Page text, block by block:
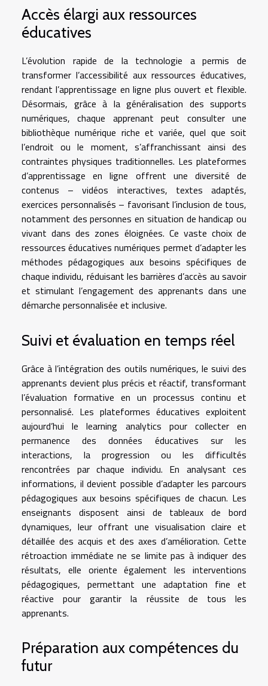
Accès élargi aux ressources
éducatives
L’évolution rapide de la technologie a permis de
transformer l’accessibilité aux ressources éducatives,
rendant l’apprentissage en ligne plus ouvert et flexible.
Désormais, grâce à la généralisation des supports
numériques, chaque apprenant peut consulter une
bibliothèque numérique riche et variée, quel que soit
l’endroit ou le moment, s’affranchissant ainsi des
contraintes physiques traditionnelles. Les plateformes
d’apprentissage en ligne offrent une diversité de
contenus – vidéos interactives, textes adaptés,
exercices personnalisés – favorisant l’inclusion de tous,
notamment des personnes en situation de handicap ou
vivant dans des zones éloignées. Ce vaste choix de
ressources éducatives numériques permet d’adapter les
méthodes pédagogiques aux besoins spécifiques de
chaque individu, réduisant les barrières d’accès au savoir
et stimulant l’engagement des apprenants dans une
démarche personnalisée et inclusive.
Suivi et évaluation en temps réel
Grâce à l’intégration des outils numériques, le suivi des
apprenants devient plus précis et réactif, transformant
l’évaluation formative en un processus continu et
personnalisé. Les plateformes éducatives exploitent
aujourd’hui le learning analytics pour collecter en
permanence des données éducatives sur les
interactions, la progression ou les difficultés
rencontrées par chaque individu. En analysant ces
informations, il devient possible d’adapter les parcours
pédagogiques aux besoins spécifiques de chacun. Les
enseignants disposent ainsi de tableaux de bord
dynamiques, leur offrant une visualisation claire et
détaillée des acquis et des axes d’amélioration. Cette
rétroaction immédiate ne se limite pas à indiquer des
résultats, elle oriente également les interventions
pédagogiques, permettant une adaptation fine et
réactive pour garantir la réussite de tous les
apprenants.
Préparation aux compétences du
futur